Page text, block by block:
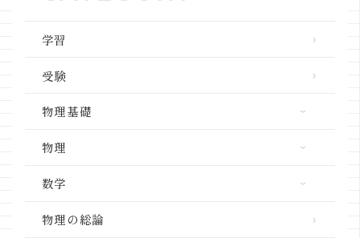
学習
受験
物理基礎
力学
電磁気学
物理
力学
数学
三角関数
物理の総論